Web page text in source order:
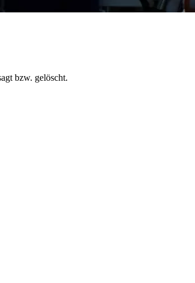
bzw. gelöscht.